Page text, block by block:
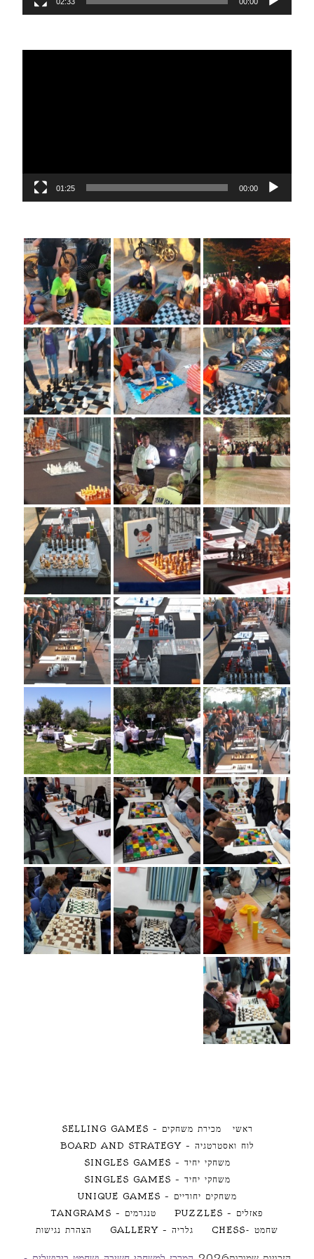
00:00
01:25
ראשי
מכירת משחקים – SELLING GAMES
לוח ואסטרטגיה – BOARD AND STRATEGY
משחקי יחיד – SINGLES GAMES
משחקי יחיד – SINGLES GAMES
משחקים יחודיים – UNIQUE GAMES
פאזלים – PUZZLES
טנגרמים – TANGRAMS
שחמט -CHESS
גלריה – GALLERY הצהרת נגישות